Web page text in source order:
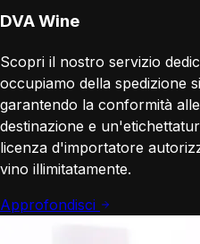
DVA Wine
Scopri il nostro servizio
occupiamo della spedizione
garantendo la conformità
destinazione e
licenza d'importatore
vino illimitatamente.
Approfondisci